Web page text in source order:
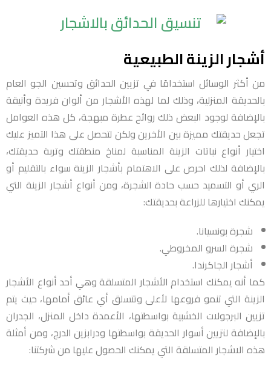
أشجار الزينة الطبيعية
من أكثر الوسائل استخدامًا في تزيين الحدائق وتحسين الجو العام
بالحديقة المنزلية، وذلك لما لهذه الأشجار من ألوان فريدة وأنيقة
بالإضافة لوجود البعض ذلك روائح عطرة مبهجة، كل هذه العوامل
تجعل حديقتك مميزة بين الأخرين ولكن لتحصل على هذا التميز عليك
اختيار أنواع نباتات الزينة المناسبة لمناخ منطقتك وتربة حديقتك،
بالإضافة لذلك احرص على الاهتمام بأشجار الزينة سواء بالتقليم أو
الري أو التسميد حسب حادة الشجرة، ومن أنواع أشجار الزينة التي
يمكنك اختيارها للزراعة بحديقتك:
شجرة بونسيانا.
شجرة السرو المخروطي.
أشجار الجاكرندا.
كما أنه يمكنك استخدام الأشجار المتسلقة وهي أحد أنواع الأشجار
الزينة التي تنمو فروعها لأعلى وتتسلق أي عائق أمامها، حيث يتم
تزيين البرجولات الخشبية بواسطتها، الأعمدة داخل المنزل، الجدران
بالإضافة لتزيين أسوار الحديقة بواسطتها ودرابزين الدرج، ومن أمثلة
هذه الاشجار المتسلقة التي يمكنك الحصول عليها من شركتنا: